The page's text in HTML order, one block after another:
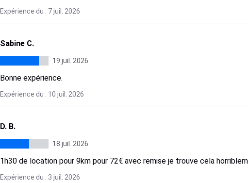
Expérience du : 7 juil. 2026
Sabine C.
19 juil. 2026
Bonne expérience.
Expérience du : 10 juil. 2026
D. B.
18 juil. 2026
1h30 de location pour 9km pour 72€ avec remise je trouve cela
Expérience du : 3 juil. 2026